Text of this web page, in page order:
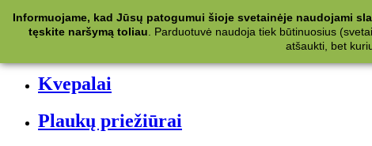
Kategorijos
Kvepalai
Plaukų priežiūrai
Informuojame, kad Jūsų patogumui šioje svetainėje naudojami
tęskite naršymą toliau
Parduotuvė naudoja tiek būtinuosius
atšaukti, bet